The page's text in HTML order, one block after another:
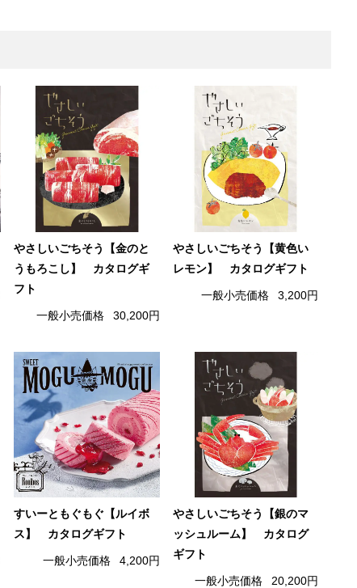
やさしいごちそう【金のと
うもろこし】 カタログギ
フト
一般小売価格 30,200円
やさしいごちそう【黄色い
レモン】 カタログギフト
一般小売価格 3,200円
すいーともぐもぐ【ルイボ
ス】 カタログギフト
一般小売価格 4,200円
やさしいごちそう【銀のマ
ッシュルーム】 カタログ
ギフト
一般小売価格 20,200円